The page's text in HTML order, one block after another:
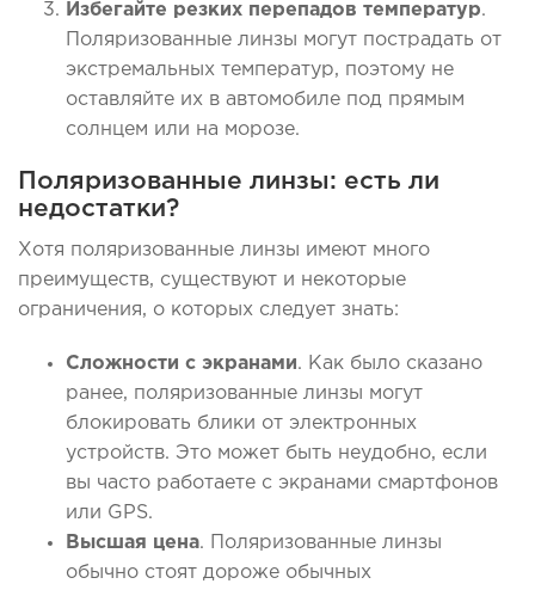
Избегайте резких перепадов температур.
Поляризованные линзы могут пострадать от
экстремальных температур, поэтому не
оставляйте их в автомобиле под прямым
солнцем или на морозе.
Поляризованные линзы: есть ли
недостатки?
Хотя поляризованные линзы имеют много
преимуществ, существуют и некоторые
ограничения, о которых следует знать:
Сложности с экранами. Как было сказано
ранее, поляризованные линзы могут
блокировать блики от электронных
устройств. Это может быть неудобно, если
вы часто работаете с экранами смартфонов
или GPS.
Высшая цена. Поляризованные линзы
обычно стоят дороже обычных